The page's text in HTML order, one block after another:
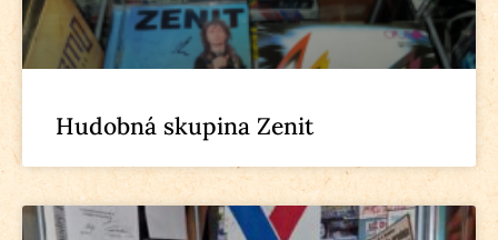
Hudobná skupina Zenit